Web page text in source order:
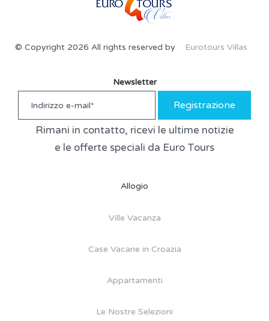
© Copyright 2026 All rights reserved by Eurotours Villas
Newsletter
Registrazione
Rimani in contatto, ricevi le ultime notizie
e le offerte speciali da Euro Tours
Allogio
Ville Vacanza
Case Vacane in Croazia
Appartamenti
Le Nostre Selezioni